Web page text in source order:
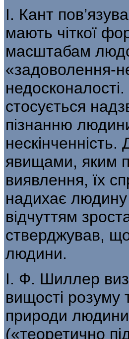
І. Кант
мають чіткої
масштабам
«задоволення-
стосується
пізнан­ню
нескінченність.
явищами, яким
виявлення, їх
надихає людину
відчуттям
стверджував,
людини.
І. Ф. Шиллер
вищості розуму
природи
(«теоретично